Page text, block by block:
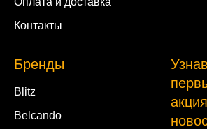
Контакты
Бренды
Blitz
Belcando